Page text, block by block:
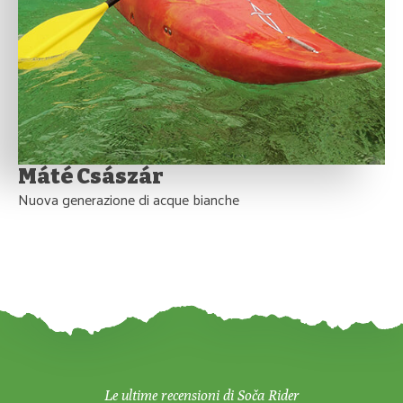
Máté Császár
Nuova generazione di acque bianche
Le ultime recensioni di Soča Rider